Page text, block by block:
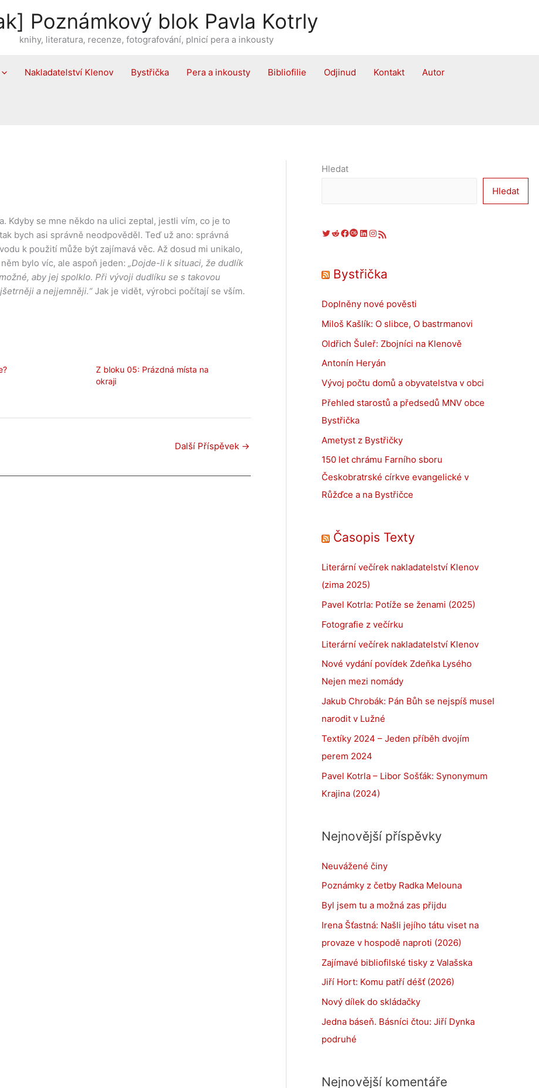
Poznámkový blok Pavla Kotrly
knihy, literatura, recenze, fotografování, plnicí pera a inkousty
Nakladatelství Klenov Bystřička Pera a inkousty Bibliofilie Odjinud Kontakt Autor
Kdyby se mne někdo na ulici zeptal, jestli vím, co je to
bych asi správně neodpověděl. Teď už ano: správná
k použití může být zajímavá věc. Až dosud mi unikalo,
bylo víc, ale aspoň jeden: „Dojde-li k situaci, že dudlík
aby jej spolklo. Při vývoji dudlíku se s takovou
a nejjemněji.“Jak je vidět, výrobci počítají se vším.
Z bloku 05: Prázdná místa na
okraji
Další Příspěvek →
Hledat
Hledat
Twitter Reddit Facebook Last.fm LinkedIn Instagram RSS zdroj
Bystřička
Doplněny nové pověsti
Miloš Kašlík: O slibce, O bastrmanovi
Oldřich Šuleř: Zbojníci na Klenově
Antonín Heryán
Vývoj počtu domů a obyvatelstva v obci
Přehled starostů a předsedů MNV obce
Bystřička
Ametyst z Bystřičky
150 let chrámu Farního sboru
Českobratrské církve evangelické v
Růžďce a na Bystřičce
Časopis Texty
Literární večírek nakladatelství Klenov
(zima 2025)
Pavel Kotrla: Potíže se ženami (2025)
Fotografie z večírku
Literární večírek nakladatelství Klenov
Nové vydání povídek Zdeňka Lysého
Nejen mezi nomády
Jakub Chrobák: Pán Bůh se nejspíš musel
narodit v Lužné
Textíky 2024 – Jeden příběh dvojím
perem 2024
Pavel Kotrla – Libor Sošťák: Synonymum
Krajina (2024)
Nejnovější příspěvky
Neuvážené činy
Poznámky z četby Radka Melouna
Byl jsem tu a možná zas přijdu
Irena Šťastná: Našli jejího tátu viset na
provaze v hospodě naproti (2026)
Zajímavé bibliofilské tisky z Valašska
Jiří Hort: Komu patří déšť (2026)
Nový dílek do skládačky
Jedna báseň. Básníci čtou: Jiří Dynka
podruhé
Nejnovější komentáře